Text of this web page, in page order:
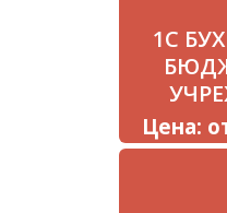
1С
Цена: